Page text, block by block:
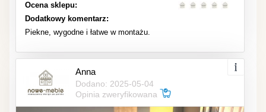
Ocena sklepu:
Dodatkowy komentarz:
Piekne, wygodne i łatwe w montażu.
Anna
Dodano: 2025-05-04
Opinia zweryfikowana